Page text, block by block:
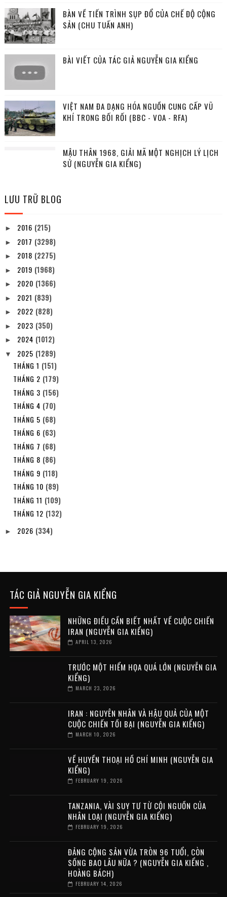
BÀN VỀ TIẾN TRÌNH SỤP ĐỔ CỦA CHẾ ĐỘ CỘNG
SẢN (CHU TUẤN ANH)
BÀI VIẾT CỦA TÁC GIẢ NGUYỄN GIA KIỂNG
VIỆT NAM ĐA DẠNG HÓA NGUỒN CUNG CẤP VŨ
KHÍ TRONG BỐI RỐI (BBC - VOA - RFA)
MẬU THÂN 1968, GIẢI MÃ MỘT NGHỊCH LÝ LỊCH
SỬ (NGUYỄN GIA KIỂNG)
LƯU TRỮ BLOG
► 2016 (215)
► 2017 (3298)
► 2018 (2275)
► 2019 (1968)
► 2020 (1366)
► 2021 (839)
► 2022 (828)
► 2023 (350)
► 2024 (1012)
▼ 2025 (1289)
THÁNG 1 (151)
THÁNG 2 (179)
THÁNG 3 (156)
THÁNG 4 (70)
THÁNG 5 (68)
THÁNG 6 (63)
THÁNG 7 (68)
THÁNG 8 (86)
THÁNG 9 (118)
THÁNG 10 (89)
THÁNG 11 (109)
THÁNG 12 (132)
► 2026 (334)
TÁC GIẢ NGUYỄN GIA KIỂNG
NHỮNG ĐIỀU CẦN BIẾT NHẤT VỀ CUỘC CHIẾN
IRAN (NGUYỄN GIA KIỂNG)
APRIL 13, 2026
TRƯỚC MỘT HIỂM HỌA QUÁ LỚN (NGUYỄN GIA
KIỂNG)
MARCH 23, 2026
IRAN : NGUYÊN NHÂN VÀ HẬU QUẢ CỦA MỘT
CUỘC CHIẾN TỒI BẠI (NGUYỄN GIA KIỂNG)
MARCH 10, 2026
VỀ HUYỀN THOẠI HỒ CHÍ MINH (NGUYỄN GIA
KIỂNG)
FEBRUARY 19, 2026
TANZANIA, VÀI SUY TƯ TỪ CỘI NGUỒN CỦA
NHÂN LOẠI (NGUYỄN GIA KIỂNG)
FEBRUARY 19, 2026
ĐẢNG CỘNG SẢN VỪA TRÒN 96 TUỔI, CÒN
SỐNG BAO LÂU NỮA ? (NGUYỄN GIA KIỂNG ,
HOÀNG BÁCH)
FEBRUARY 14, 2026